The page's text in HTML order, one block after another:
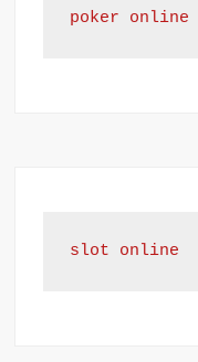
poker online
slot online